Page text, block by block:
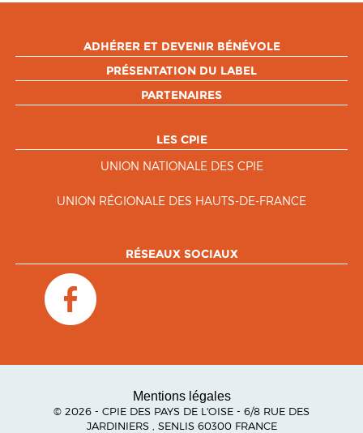
ADHÉRER ET DEVENIR BÉNÉVOLE
PRÉSENTATION DU LABEL
PARTENAIRES
LES CPIE
UNION NATIONALE DES CPIE
UNION RÉGIONALE DES HAUTS-DE-FRANCE
RÉSEAUX SOCIAUX
Mentions légales
© 2026 - CPIE DES PAYS DE L'OISE - 6/8 RUE DES
JARDINIERS , SENLIS 60300 FRANCE